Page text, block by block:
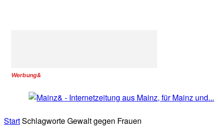
Werbung&
StartSchlagworteGewalt gegen Frauen